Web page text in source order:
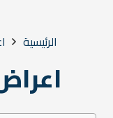
الرئيسية